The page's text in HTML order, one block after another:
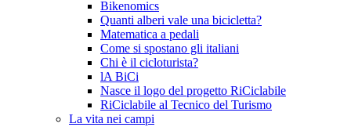
Bikenomics
Quanti alberi vale una bicicletta?
Matematica a pedali
Come si spostano gli italiani
Chi è il cicloturista?
lA BiCi
Nasce il logo del progetto RiCiclabile
RiCiclabile al Tecnico del Turismo
La vita nei campi